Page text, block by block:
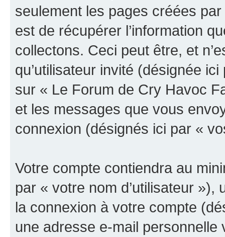
seulement les pages créées
est de récupérer l’information
collectons. Ceci peut être, et
qu’utilisateur invité (désignée
sur « Le Forum de Cry Havoc
et les messages que vous
connexion (désignés ici par «
Votre compte contiendra au
par « votre nom d’utilisateur
la connexion à votre compte
une adresse e-mail